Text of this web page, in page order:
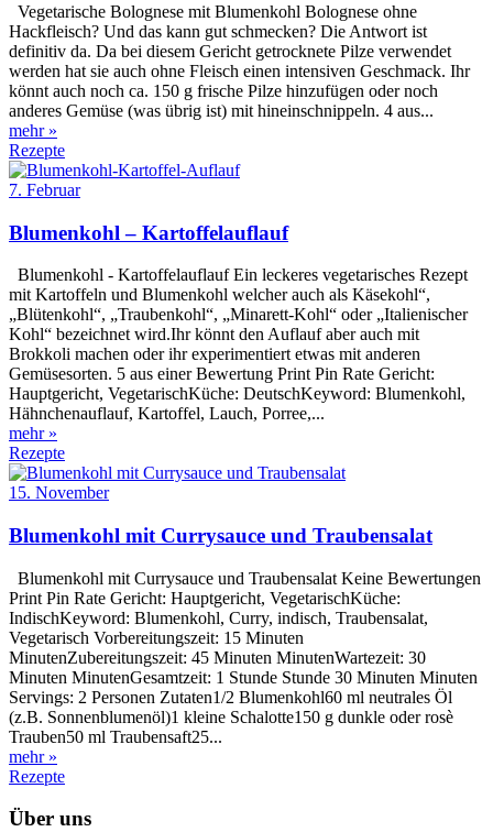
Vegetarische Bolognese mit Blumenkohl Bolognese ohne
Hackfleisch? Und das kann gut schmecken? Die Antwort ist
definitiv da. Da bei diesem Gericht getrocknete Pilze verwendet
werden hat sie auch ohne Fleisch einen intensiven Geschmack. Ihr
könnt auch noch ca. 150 g frische Pilze hinzufügen oder noch
anderes Gemüse (was übrig ist) mit hineinschnippeln. 4 aus...
mehr »
Rezepte
7. Februar
Blumenkohl – Kartoffelauflauf
Blumenkohl - Kartoffelauflauf Ein leckeres vegetarisches Rezept
mit Kartoffeln und Blumenkohl welcher auch als Käsekohl“,
„Blütenkohl“, „Traubenkohl“, „Minarett-Kohl“ oder „Italienischer
Kohl“ bezeichnet wird.Ihr könnt den Auflauf aber auch mit
Brokkoli machen oder ihr experimentiert etwas mit anderen
Gemüsesorten. 5 aus einer Bewertung Print Pin Rate Gericht:
Hauptgericht, VegetarischKüche: DeutschKeyword: Blumenkohl,
Hähnchenauflauf, Kartoffel, Lauch, Porree,...
mehr »
Rezepte
15. November
Blumenkohl mit Currysauce und Traubensalat
Blumenkohl mit Currysauce und Traubensalat Keine Bewertungen
Print Pin Rate Gericht: Hauptgericht, VegetarischKüche:
IndischKeyword: Blumenkohl, Curry, indisch, Traubensalat,
Vegetarisch Vorbereitungszeit: 15 Minuten
MinutenZubereitungszeit: 45 Minuten MinutenWartezeit: 30
Minuten MinutenGesamtzeit: 1 Stunde Stunde 30 Minuten Minuten
Servings: 2 Personen Zutaten1/2 Blumenkohl60 ml neutrales Öl
(z.B. Sonnenblumenöl)1 kleine Schalotte150 g dunkle oder rosè
Trauben50 ml Traubensaft25...
mehr »
Rezepte
Über uns